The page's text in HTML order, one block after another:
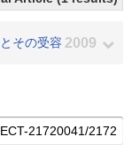
その受容 2009